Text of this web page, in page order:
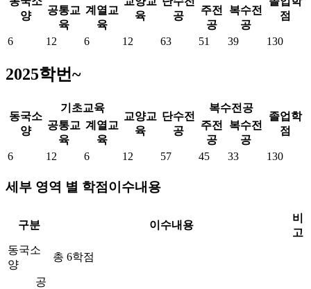
양
육
공
점
공통교
육
계열교
육
주전
공
복수전
공
6
12 6 12 63 51 39 130
2025학번~
동국소
양
기초교육
교양교
육
단수전
공
복수전공
졸업학
점
공통교
육
계열교
육
주전
공
복수전
공
6
12 6 12 57 45 33 130
세부 영역 별 학점이수내용
구분 이수내용
비
고
동국소
양
총 6학점
공